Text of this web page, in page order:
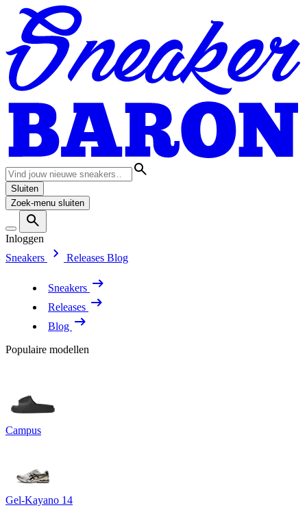
Sluiten
Zoek-menu sluiten
Inloggen
Sneakers
Releases Blog
Sneakers
Releases
Blog
Populaire modellen
Campus
Gel-Kayano 14